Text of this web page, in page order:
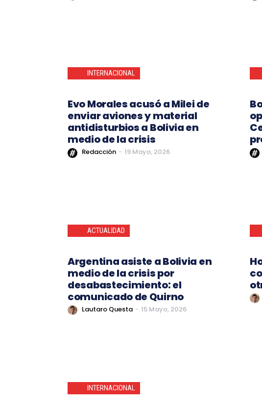
INTERNACIONAL
Evo Morales acusó a Milei de
enviar aviones y material
antidisturbios a Bolivia en
medio de la crisis
Redacción - 19 Mayo, 2026
ACTUALIDAD
Argentina asiste a Bolivia en
medio de la crisis por
desabastecimiento: el
comunicado de Quirno
Lautaro Questa - 15 Mayo, 2026
INTERNACIONAL